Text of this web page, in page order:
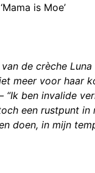
is Moe’
van de crèche
meer voor haar
“Ik ben invalide
een rustpunt in
doen, in mijn